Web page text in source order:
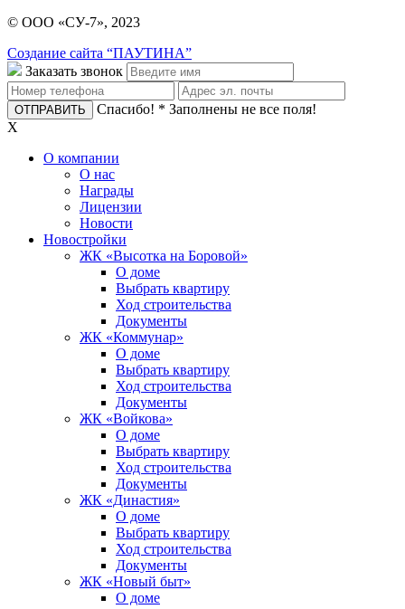
© ООО «СУ-7», 2023
Создание сайта “ПАУТИНА”
Заказать звонок
Спасибо! * Заполнены не все поля!
X
О компании
О нас
Награды
Лицензии
Новости
Новостройки
ЖК «Высотка на Боровой»
О доме
Выбрать квартиру
Ход строительства
Документы
ЖК «Коммунар»
О доме
Выбрать квартиру
Ход строительства
Документы
ЖК «Войкова»
О доме
Выбрать квартиру
Ход строительства
Документы
ЖК «Династия»
О доме
Выбрать квартиру
Ход строительства
Документы
ЖК «Новый быт»
О доме